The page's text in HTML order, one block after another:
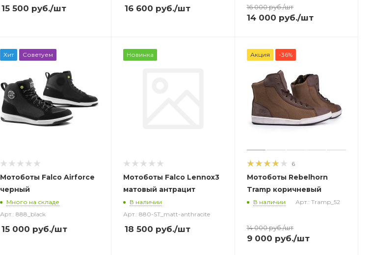
15 500 руб./шт 16 600 руб./шт 16 000руб./шт
14 000 руб./шт
Хит Советуем
Мотоботы Falco Airforce
черный
Много на складе
Арт.: 888_black
15 000 руб./шт
Новинка
Мотоботы Falco Lennox3
матовый антрацит
В наличии
Арт.: 880-ST_matt-anthracite
18 500 руб./шт
Акция -36%
6
Мотоботы Rebelhorn
Tramp коричневый
В наличии Арт.: Tramp_52
14 000руб./шт
9 000 руб./шт